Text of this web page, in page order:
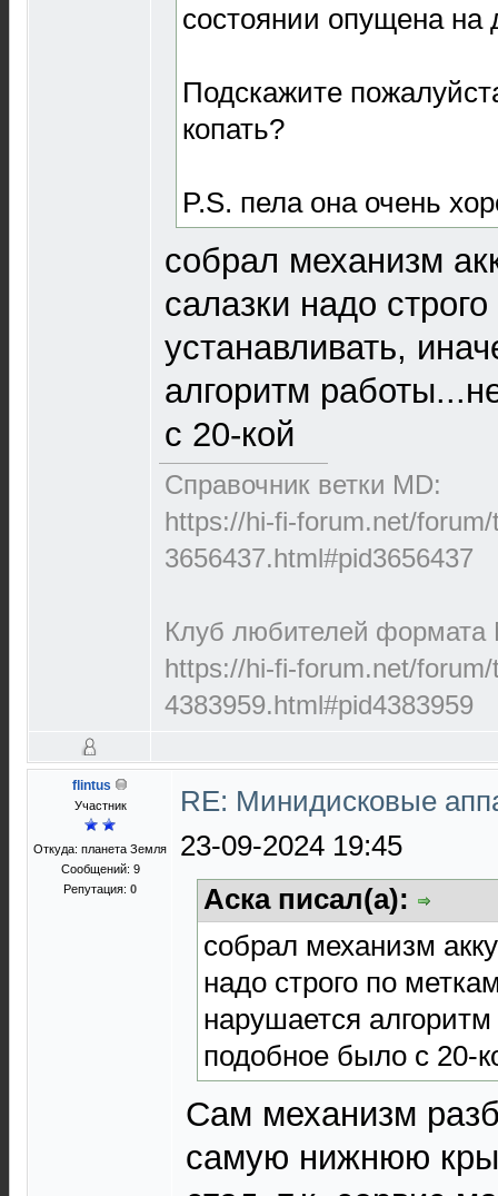
состоянии опущена на
Подскажите
копать?
P.S. пела она очень
собрал механизм
салазки надо
устанавливать,
алгоритм
с 20-кой
Справочник ветки MD:
https://hi-fi-forum.net/
3656437.html#pid3656437
Клуб любителей формата
https://hi-fi-forum.net/
4383959.html#pid4383959
flintus
Участник
Откуда: планета Земля
Сообщений: 9
Репутация: 0
RE: Минидисковые
23-09-2024 19:45
Аска писал(а):
собрал механизм
надо строго по
нарушается
подобное было с 20-
Сам механизм
самую нижнюю